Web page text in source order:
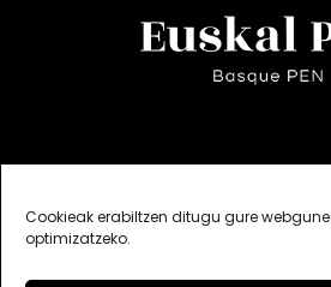
Cookieak erabiltzen ditugu gure
optimizatzeko.